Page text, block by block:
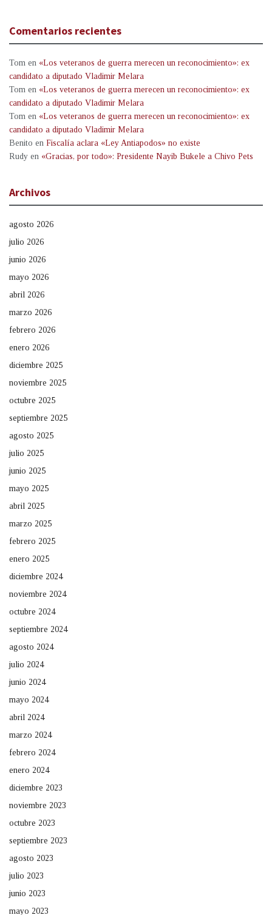
Comentarios recientes
Tom en «Los veteranos de guerra merecen un reconocimiento»: ex
candidato a diputado Vladimir Melara
Tom en «Los veteranos de guerra merecen un reconocimiento»: ex
candidato a diputado Vladimir Melara
Tom en «Los veteranos de guerra merecen un reconocimiento»: ex
candidato a diputado Vladimir Melara
Benito en Fiscalía aclara «Ley Antiapodos» no existe
Rudy en «Gracias, por todo»: Presidente Nayib Bukele a Chivo Pets
Archivos
agosto 2026
julio 2026
junio 2026
mayo 2026
abril 2026
marzo 2026
febrero 2026
enero 2026
diciembre 2025
noviembre 2025
octubre 2025
septiembre 2025
agosto 2025
julio 2025
junio 2025
mayo 2025
abril 2025
marzo 2025
febrero 2025
enero 2025
diciembre 2024
noviembre 2024
octubre 2024
septiembre 2024
agosto 2024
julio 2024
junio 2024
mayo 2024
abril 2024
marzo 2024
febrero 2024
enero 2024
diciembre 2023
noviembre 2023
octubre 2023
septiembre 2023
agosto 2023
julio 2023
junio 2023
mayo 2023